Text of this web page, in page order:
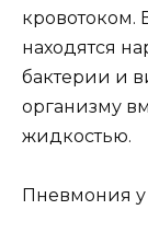
кровотоком.
находятся
бактерии и
организму
жидкостью.
Пневмония у